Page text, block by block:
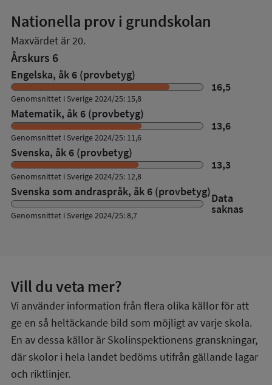
Nationella prov i grundskolan
Maxvärdet är 20.
Årskurs 6
Engelska, åk 6 (provbetyg)
16,5
Genomsnittet i Sverige 2024/25: 15,8
Matematik, åk 6 (provbetyg)
13,6
Genomsnittet i Sverige 2024/25: 11,6
Svenska, åk 6 (provbetyg)
13,3
Genomsnittet i Sverige 2024/25: 12,8
Svenska som andraspråk, åk 6 (provbetyg)Data
saknas
Genomsnittet i Sverige 2024/25: 8,7
Vill du veta mer?
Vi använder information från flera olika källor för att
ge en så heltäckande bild som möjligt av varje skola.
En av dessa källor är Skolinspektionens granskningar,
där skolor i hela landet bedöms utifrån gällande lagar
och riktlinjer.